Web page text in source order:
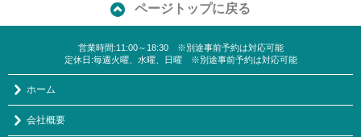
ページトップに戻る
営業時間:11:00～18:30 ※別途事前予約は対応可能
定休日:毎週火曜、水曜、日曜 ※別途事前予約は対応可能
ホーム
会社概要